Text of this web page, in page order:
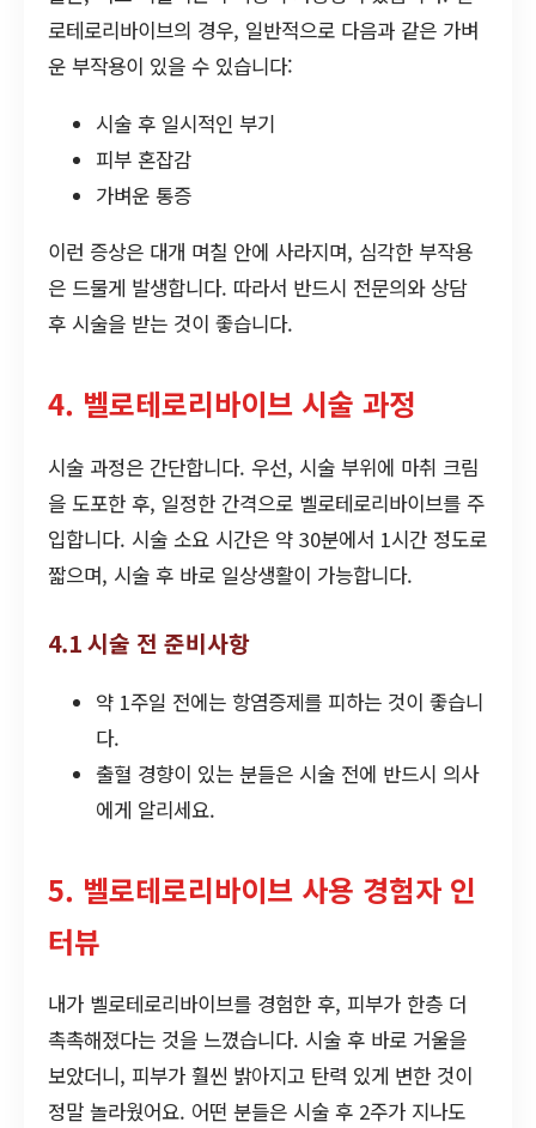
로테로리바이브의 경우, 일반적으로 다음과 같은 가벼
운 부작용이 있을 수 있습니다:
시술 후 일시적인 부기
피부 혼잡감
가벼운 통증
이런 증상은 대개 며칠 안에 사라지며, 심각한 부작용
은 드물게 발생합니다. 따라서 반드시 전문의와 상담
후 시술을 받는 것이 좋습니다.
4. 벨로테로리바이브 시술 과정
시술 과정은 간단합니다. 우선, 시술 부위에 마취 크림
을 도포한 후, 일정한 간격으로 벨로테로리바이브를 주
입합니다. 시술 소요 시간은 약 30분에서 1시간 정도로
짧으며, 시술 후 바로 일상생활이 가능합니다.
4.1 시술 전 준비사항
약 1주일 전에는 항염증제를 피하는 것이 좋습니
다.
출혈 경향이 있는 분들은 시술 전에 반드시 의사
에게 알리세요.
5. 벨로테로리바이브 사용 경험자 인
터뷰
내가 벨로테로리바이브를 경험한 후, 피부가 한층 더
촉촉해졌다는 것을 느꼈습니다. 시술 후 바로 거울을
보았더니, 피부가 훨씬 밝아지고 탄력 있게 변한 것이
정말 놀라웠어요. 어떤 분들은 시술 후 2주가 지나도